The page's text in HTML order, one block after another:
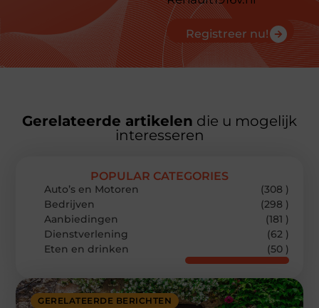
Registreer nu!
Gerelateerde artikelen die u mogelijk
interesseren
GERELATEERDE BERICHTEN
POPULAR CATEGORIES
Auto’s en Motoren
(308 )
Bedrijven
(298 )
Aanbiedingen
(181 )
Dienstverlening
(62 )
Eten en drinken
(50 )